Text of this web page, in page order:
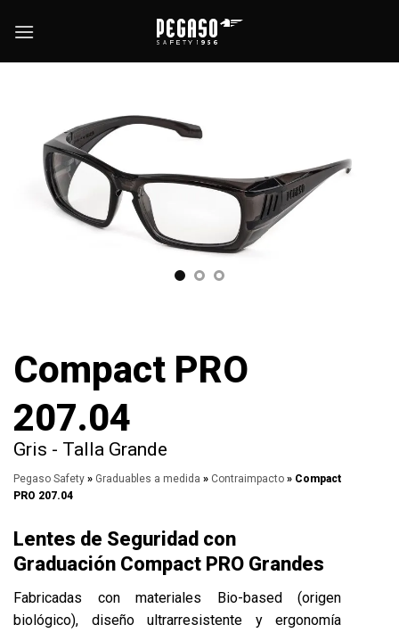
Compact PRO
207.04
Gris - Talla Grande
Pegaso Safety » Graduables a medida » Contraimpacto » Compact
PRO 207.04
Lentes de Seguridad con
Graduación Compact PRO Grandes
Fabricadas con materiales Bio-based (origen
biológico), diseño ultrarresistente y ergonomía